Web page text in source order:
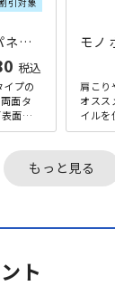
A1両面ポスターパネル W665×D410×H1160 シルバー
税込
プの
面タ
面は
ただ
肩こり
オスス
イルを
イズの
ル」構
もっと見る
ト